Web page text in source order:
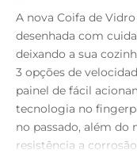
A nova Coifa de
desenhada com
deixando a sua
3 opções de
painel de fácil
tecnologia no
no passado, além do
resistência a